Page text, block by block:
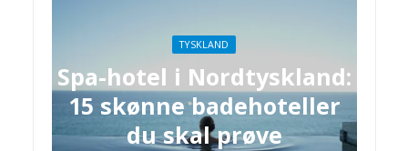
TYSKLAND
Spa-hotel i Nordtyskland:
15 skønne badehoteller
du skal prøve